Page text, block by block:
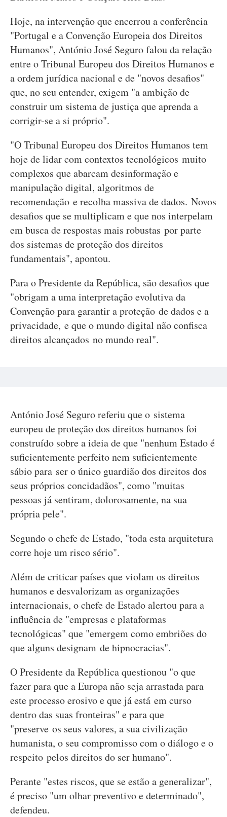
Hoje, na intervenção que encerrou a conferência
"Portugal e a Convenção Europeia dos Direitos
Humanos", António José Seguro falou da relação
entre o Tribunal Europeu dos Direitos Humanos e
a ordem jurídica nacional e de "novos desafios"
que, no seu entender, exigem "a ambição de
construir um sistema de justiça que aprenda a
corrigir-se a si próprio".
"O Tribunal Europeu dos Direitos Humanos tem
hoje de lidar com contextos tecnológicos muito
complexos que abarcam desinformação e
manipulação digital, algoritmos de
recomendação e recolha massiva de dados. Novos
desafios que se multiplicam e que nos interpelam
em busca de respostas mais robustas por parte
dos sistemas de proteção dos direitos
fundamentais", apontou.
Para o Presidente da República, são desafios que
"obrigam a uma interpretação evolutiva da
Convenção para garantir a proteção de dados e a
privacidade, e que o mundo digital não confisca
direitos alcançados no mundo real".
António José Seguro referiu que o sistema
europeu de proteção dos direitos humanos foi
construído sobre a ideia de que "nenhum Estado é
suficientemente perfeito nem suficientemente
sábio para ser o único guardião dos direitos dos
seus próprios concidadãos", como "muitas
pessoas já sentiram, dolorosamente, na sua
própria pele".
Segundo o chefe de Estado, "toda esta arquitetura
corre hoje um risco sério".
Além de criticar países que violam os direitos
humanos e desvalorizam as organizações
internacionais, o chefe de Estado alertou para a
influência de "empresas e plataformas
tecnológicas" que "emergem como embriões do
que alguns designam de hipnocracias".
O Presidente da República questionou "o que
fazer para que a Europa não seja arrastada para
este processo erosivo e que já está em curso
dentro das suas fronteiras" e para que
"preserve os seus valores, a sua civilização
humanista, o seu compromisso com o diálogo e o
respeito pelos direitos do ser humano".
Perante "estes riscos, que se estão a generalizar",
é preciso "um olhar preventivo e determinado",
defendeu.